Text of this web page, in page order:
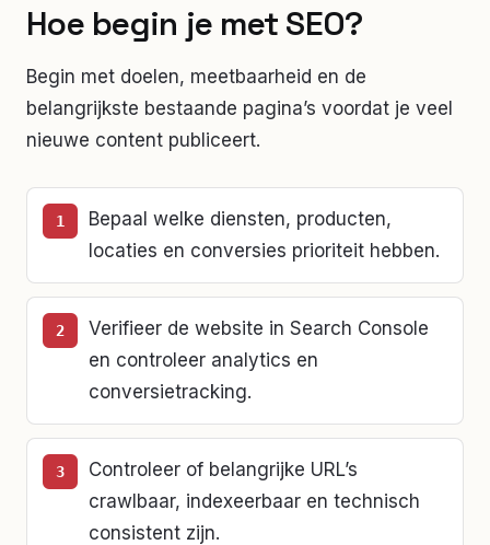
Hoe begin je met SEO?
Begin met doelen, meetbaarheid en de
belangrijkste bestaande pagina’s voordat je veel
nieuwe content publiceert.
Bepaal welke diensten, producten,
locaties en conversies prioriteit hebben.
Verifieer de website in Search Console
en controleer analytics en
conversietracking.
Controleer of belangrijke URL’s
crawlbaar, indexeerbaar en technisch
consistent zijn.